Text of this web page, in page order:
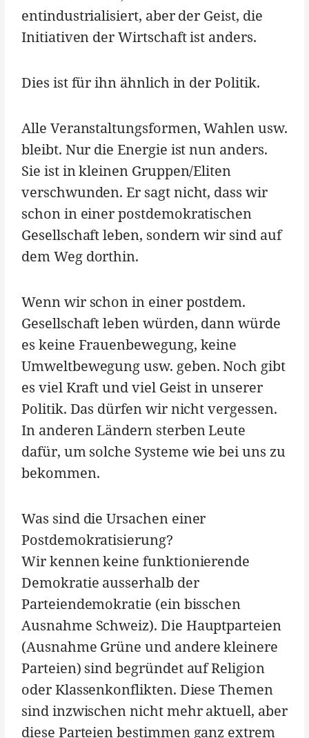
entindustrialisiert, aber der Geist, die
Initiativen der Wirtschaft ist anders.
Dies ist für ihn ähnlich in der Politik.
Alle Veranstaltungsformen, Wahlen usw.
bleibt. Nur die Energie ist nun anders.
Sie ist in kleinen Gruppen/Eliten
verschwunden. Er sagt nicht, dass wir
schon in einer postdemokratischen
Gesellschaft leben, sondern wir sind auf
dem Weg dorthin.
Wenn wir schon in einer postdem.
Gesellschaft leben würden, dann würde
es keine Frauenbewegung, keine
Umweltbewegung usw. geben. Noch gibt
es viel Kraft und viel Geist in unserer
Politik. Das dürfen wir nicht vergessen.
In anderen Ländern sterben Leute
dafür, um solche Systeme wie bei uns zu
bekommen.
Was sind die Ursachen einer
Postdemokratisierung?
Wir kennen keine funktionierende
Demokratie ausserhalb der
Parteiendemokratie (ein bisschen
Ausnahme Schweiz). Die Hauptparteien
(Ausnahme Grüne und andere kleinere
Parteien) sind begründet auf Religion
oder Klassenkonflikten. Diese Themen
sind inzwischen nicht mehr aktuell, aber
diese Parteien bestimmen ganz extrem